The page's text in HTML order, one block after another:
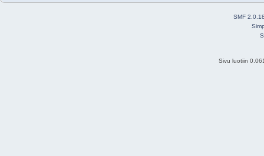
SMF
Sivu luotiin